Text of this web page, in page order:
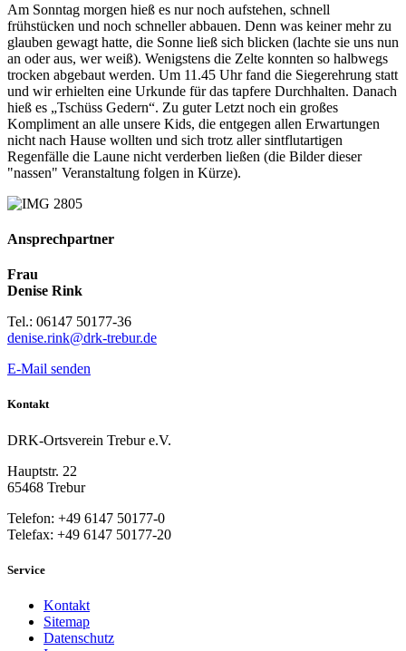
Am Sonntag morgen hieß es nur noch aufstehen, schnell
frühstücken und noch schneller abbauen. Denn was keiner mehr zu
glauben gewagt hatte, die Sonne ließ sich blicken (lachte sie uns nun
an oder aus, wer weiß). Wenigstens die Zelte konnten so halbwegs
trocken abgebaut werden. Um 11.45 Uhr fand die Siegerehrung statt
und wir erhielten eine Urkunde für das tapfere Durchhalten. Danach
hieß es „Tschüss Gedern“. Zu guter Letzt noch ein großes
Kompliment an alle unsere Kids, die entgegen allen Erwartungen
nicht nach Hause wollten und sich trotz aller sintflutartigen
Regenfälle die Laune nicht verderben ließen (die Bilder dieser
"nassen" Veranstaltung folgen in Kürze).
Ansprechpartner
Frau
Denise Rink
Tel.: 06147 50177-36
denise.rink@drk-trebur.de
E-Mail senden
Kontakt
DRK-Ortsverein Trebur e.V.
Hauptstr. 22
65468 Trebur
Telefon: +49 6147 50177-0
Telefax: +49 6147 50177-20
Service
Kontakt
Sitemap
Datenschutz